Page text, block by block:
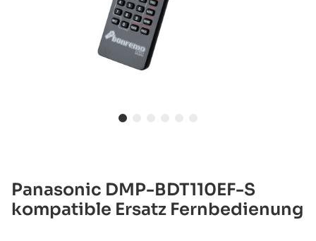
Panasonic DMP-BDT110EF-S
kompatible Ersatz Fernbedienung